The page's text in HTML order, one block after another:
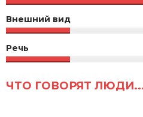
Внешний вид
Речь
ЧТО ГОВОРЯТ